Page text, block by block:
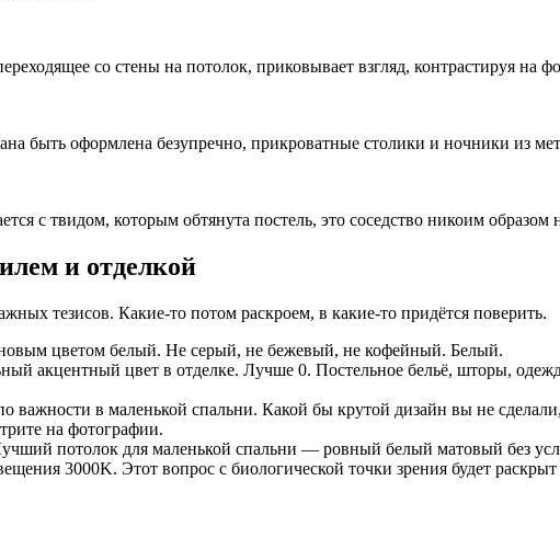
со стены на потолок, приковывает взгляд, контрастируя на
быть оформлена безупречно, прикроватные столики и ночники из
с твидом, которым обтянута постель, это соседство никоим образом
и отделкой
тезисов. Какие-то потом раскроем, в какие-то придётся поверить.
цветом белый. Не серый, не бежевый, не кофейный. Белый.
акцентный цвет в отделке. Лучше 0. Постельное бельё, шторы,
важности в маленькой спальни. Какой бы крутой дизайн вы не
на фотографии.
потолок для маленькой спальни — ровный белый матовый без
3000K. Этот вопрос с биологической точки зрения будет